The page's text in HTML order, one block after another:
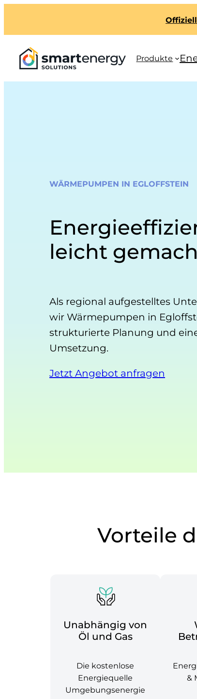
Produkte
WÄRMEPUMPEN IN EGLOFFSTEIN
leicht
Als regional aufgestelltes
wir Wärmepumpen in
strukturierte Planung und
Umsetzung.
Jetzt Angebot anfragen
Vorteile
Unabhängig von
Öl und Gas
Die kostenlose
Energiequelle
Umgebungsenergie
&